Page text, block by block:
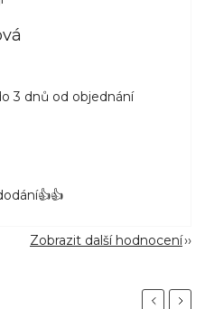
3 dnů od objednání
Zobrazit další hodnocení
Previous
Next